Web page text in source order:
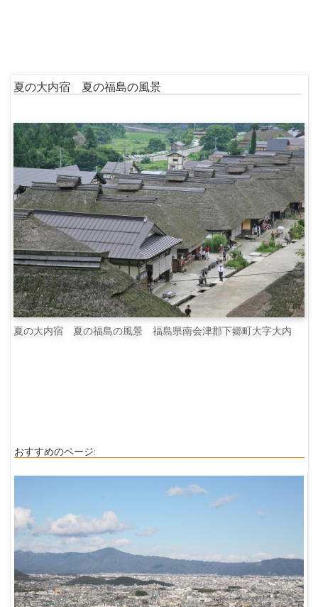
夏の大内宿 夏の福島の風景
夏の大内宿 夏の福島の風景 福島県南会津郡下郷町大字大内
おすすめのページ: